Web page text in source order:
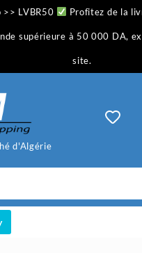
>> LVBR50 Profitez de la
supérieure à 50 000 DA,
site.
d'Algérie